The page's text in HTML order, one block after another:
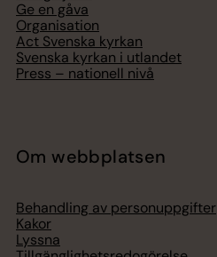
Ge en gåva
Organisation
Act Svenska kyrkan
Svenska kyrkan i utlandet
Press – nationell nivå
Om webbplatsen
Behandling av personuppgifter
Kakor
Lyssna